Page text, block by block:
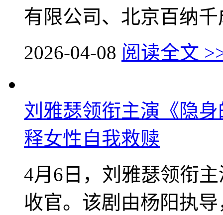
有限公司、北京百纳
2026-04-08 阅读全文
刘雅瑟领衔主演《隐
释女性自我救赎
4月6日，刘雅瑟领衔
收官。该剧由杨阳执